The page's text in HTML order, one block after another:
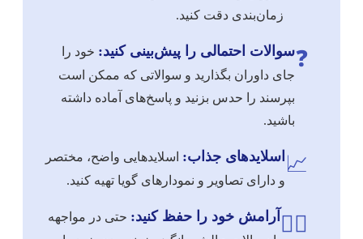
زمان‌بندی دقت کنید.
❓سوالات احتمالی را پیش‌بینی کنید: خود را
جای داوران بگذارید و سوالاتی که ممکن است
بپرسند را حدس بزنید و پاسخ‌های آماده داشته
باشید.
📈 اسلایدهای جذاب: اسلایدهایی واضح، مختصر
و دارای تصاویر و نمودارهای گویا تهیه کنید.
🧘‍♀️ آرامش خود را حفظ کنید: حتی در مواجهه